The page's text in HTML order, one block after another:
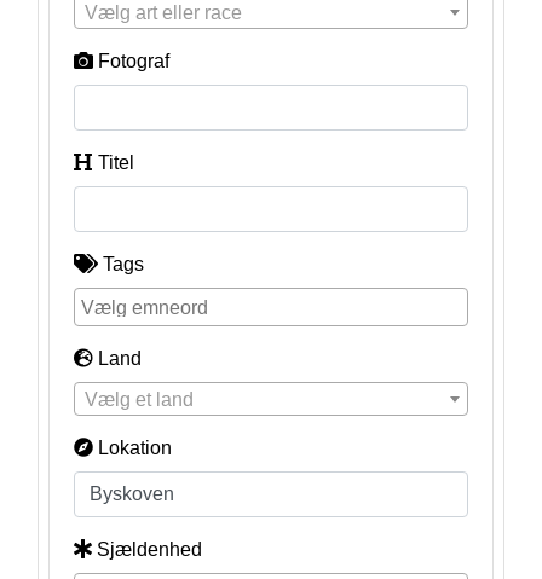
Vælg art eller race
Fotograf
Titel
Tags
Land
Vælg et land
Lokation
Sjældenhed